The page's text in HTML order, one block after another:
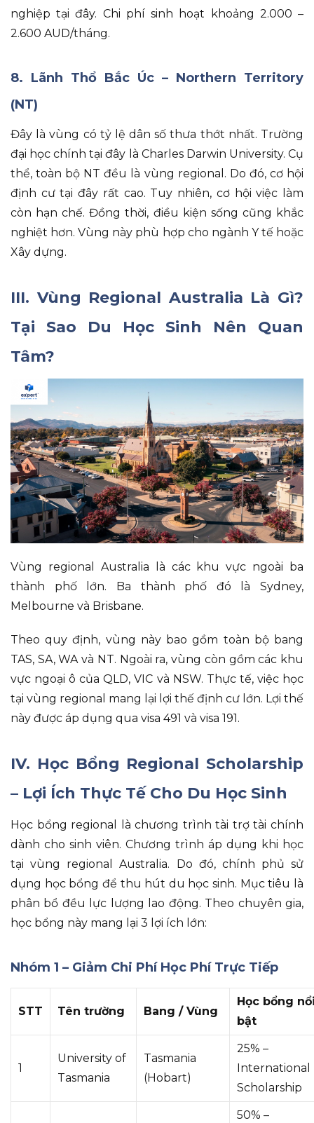
nghiệp tại đây. Chi phí sinh hoạt khoảng 2.000 –
2.600 AUD/tháng.
8. Lãnh Thổ Bắc Úc – Northern Territory
(NT)
Đây là vùng có tỷ lệ dân số thưa thớt nhất. Trường
đại học chính tại đây là Charles Darwin University.Cụ
thể, toàn bộ NT đều là vùng regional . Do đó, cơ hội
định cư tại đây rất cao. Tuy nhiên, cơ hội việc làm
còn hạn chế.Đồng thời, điều kiện sống cũng khắc
nghiệt hơn.Vùng này phù hợp cho ngành Y tế hoặc
Xây dựng.
III. Vùng Regional Australia Là Gì?
Tại Sao Du Học Sinh Nên Quan
Tâm?
Vùng regional Australia là các khu vực ngoài ba
thành phố lớn.
Ba thành phố đó là Sydney,
Melbourne và Brisbane.
Theo quy định, vùng này bao gồm toàn bộ bang
TAS, SA, WA và NT. Ngoài ra, vùng còn gồm các khu
vực ngoại ô của QLD, VIC và NSW. Thực tế, việc học
tại vùng regional mang lại lợi thế định cư lớn. Lợi thế
này được áp dụng qua visa 491 và visa 191 .
IV. Học Bổng Regional Scholarship
– Lợi Ích Thực Tế Cho Du Học Sinh
Học bổng regional là chương trình tài trợ tài chính
dành cho sinh viên. Chương trình áp dụng khi học
tại vùng regional Australia. Do đó, chính phủ sử
dụng học bổng để thu hút du học sinh. Mục tiêu là
phân bổ đều lực lượng lao động. Theo chuyên gia,
học bổng này mang lại 3 lợi ích lớn:
Nhóm 1 – Giảm Chi Phí Học Phí Trực Tiếp
STT Tên trường Bang / Vùng
Học bổng
bật
1
University of
Tasmania
Tasmania
(Hobart)
25% –
International
Scholarship
50% –